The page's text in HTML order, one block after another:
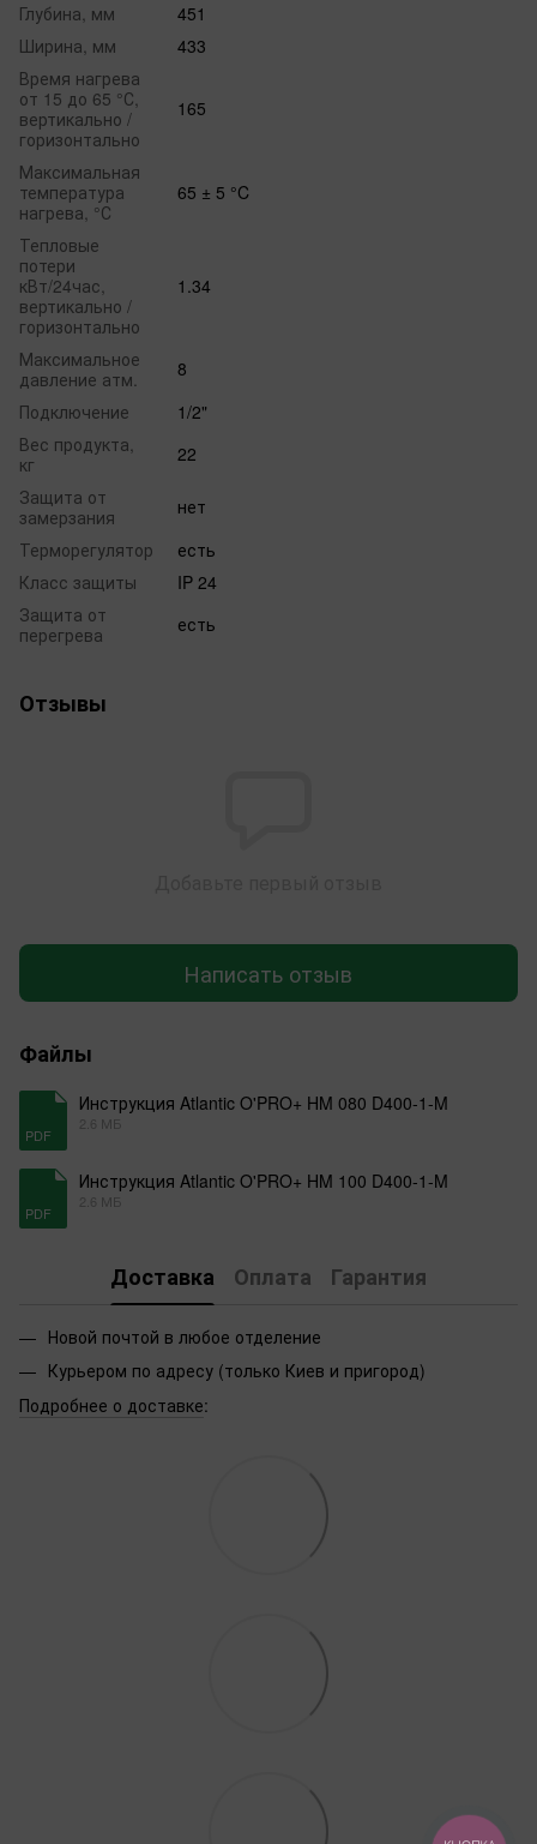
Глубина, мм
451
Ширина, мм
433
Время нагрева
от 15 до 65 °С,
вертикально /
горизонтально
165
Максимальная
температура
нагрева, °С
65 ± 5 °C
Тепловые
потери
кВт/24час,
вертикально /
горизонтально
1.34
Максимальное
давление атм.
8
Подключение
1/2"
Вес продукта,
кг
22
Защита от
замерзания
нет
Терморегулятор
есть
Класс защиты
IP 24
Защита от
перегрева
есть
Отзывы
Написать отзыв
Файлы
PDF
Инструкция Atlantic O'PRO+ HM 080 D400-1-M
2.6 МБ
PDF
Инструкция Atlantic O'PRO+ HM 100 D400-1-M
2.6 МБ
Доставка Оплата Гарантия
Новой почтой в любое отделение
Курьером по адресу (только Киев и пригород)
Подробнее о доставке: